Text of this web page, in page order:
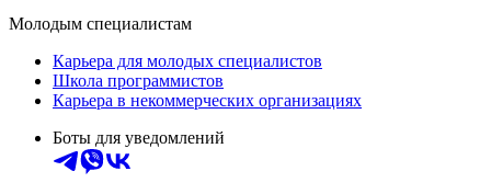
Молодым специалистам
Карьера для молодых специалистов
Школа программистов
Карьера в некоммерческих организациях
Боты для уведомлений